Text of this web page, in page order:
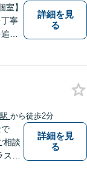
室】
寧
っ
適
。
詳細を見
る
から徒歩2分
相談
契
詳細を見
る